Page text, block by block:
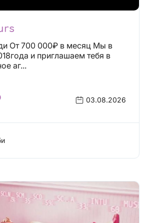
в
и приглашаем тебя в
аг...
03.08.2026